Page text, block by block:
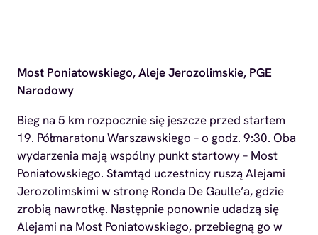
Most Poniatowskiego, Aleje Jerozolimskie, PGE
Narodowy
Bieg na 5 km rozpocznie się jeszcze przed startem
19. Półmaratonu Warszawskiego – o godz. 9:30. Oba
wydarzenia mają wspólny punkt startowy – Most
Poniatowskiego. Stamtąd uczestnicy ruszą Alejami
Jerozolimskimi w stronę Ronda De Gaulle’a, gdzie
zrobią nawrotkę. Następnie ponownie udadzą się
Alejami na Most Poniatowskiego, przebiegną go w